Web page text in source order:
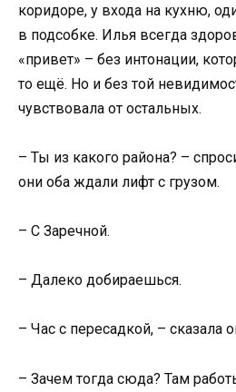
коридоре, у входа на кухню,
в подсобке. Илья всегда
«привет» – без интонации,
то ещё. Но и без той
чувствовала от остальных.
– Ты из какого района? –
они оба ждали лифт с грузом.
– С Заречной.
– Далеко добираешься.
– Час с пересадкой, – сказала
– Зачем тогда сюда? Там